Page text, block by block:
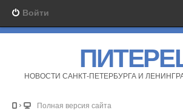
Войти
НОВОСТИ САНКТ-ПЕТЕРБУРГА И
Полная версия сайта